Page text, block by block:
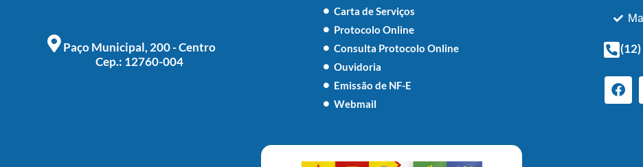
Paço Municipal, 200 - Centro
Cep.: 12760-004
Carta de Serviços
Protocolo Online
Consulta Protocolo Online
Ouvidoria
Emissão de NF-E
Webmail